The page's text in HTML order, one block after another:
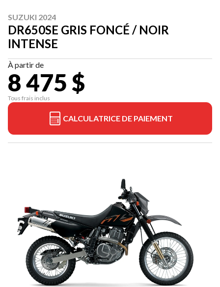
SUZUKI 2024
DR650SE GRIS FONCÉ / NOIR
INTENSE
À partir de
8 475 $
Tous frais inclus
CALCULATRICE DE PAIEMENT